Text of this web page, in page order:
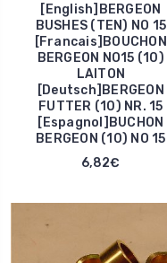
[English]BERGEON
BUSHES (TEN) NO 15
[Francais]BOUCHON
BERGEON NO15 (10)
LAITON
[Deutsch]BERGEON
FUTTER (10) NR. 15
[Espagnol]BUCHON
BERGEON (10) NO 15
6,82€